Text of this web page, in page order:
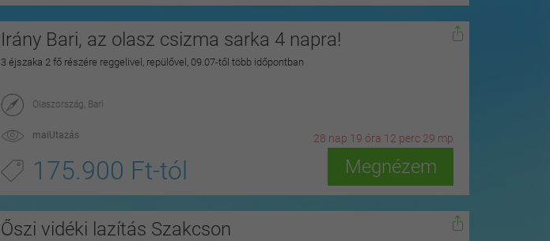
Irány Bari, az olasz csizma sarka 4 napra!
3 éjszaka 2 fő részére reggelivel, repülővel, 09.07-től több időpontban
Olaszország, Bari
maiUtazás 28 nap 19 óra 12 perc 28 mp
175.900 Ft-tól Megnézem
Őszi vidéki lazítás Szakcson